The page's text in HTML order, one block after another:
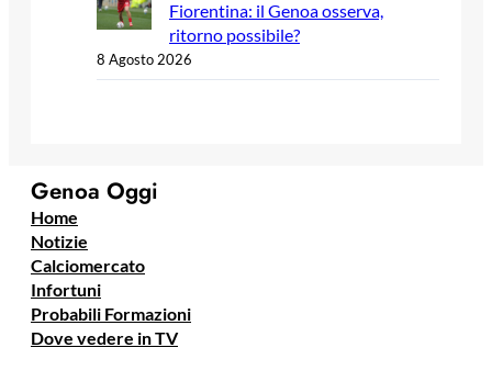
Fiorentina: il Genoa osserva,
ritorno possibile?
8 Agosto 2026
Genoa Oggi
Home
Notizie
Calciomercato
Infortuni
Probabili Formazioni
Dove vedere in TV